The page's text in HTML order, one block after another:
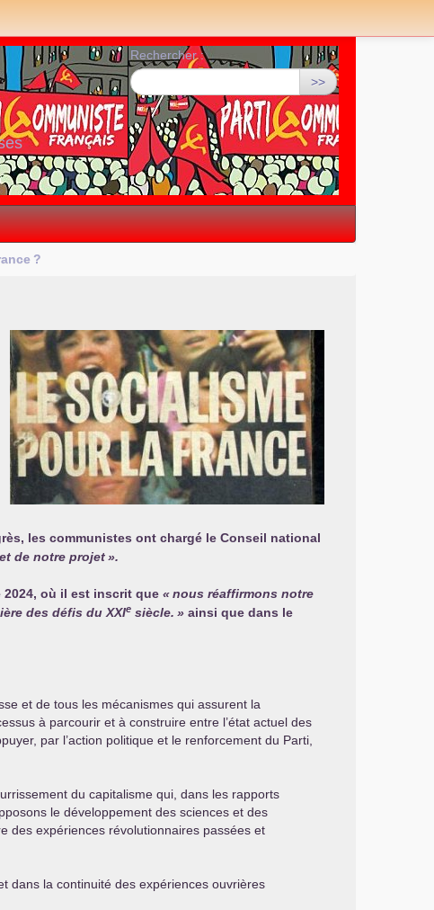
Rechercher :
>>
?
les communistes ont chargé le Conseil national
de notre projet».
2024, où il est inscrit que «nous réaffirmons notre
des défis du XXIe siècle. » ainsi que dans le
et de tous les mécanismes qui assurent la
à parcourir et à construire entre l’état actuel des
par l’action politique et le renforcement du Parti,
du capitalisme qui, dans les rapports
le développement des sciences et des
des expériences révolutionnaires passées et
dans la continuité des expériences ouvrières